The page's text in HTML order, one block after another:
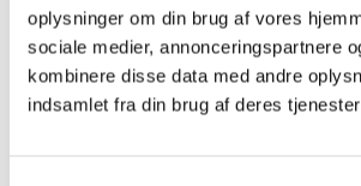
oplysninger om din brug af vores
sociale medier, annonceringspartnere
kombinere disse data med andre
indsamlet fra din brug af deres
Dato:
07/04/2026
Region:
Region Syddanmark